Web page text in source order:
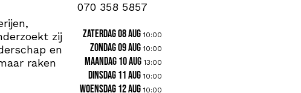
zij
en
raken
070 358 5857
zaterdag 08 aug 10:00
zondag 09 aug 10:00
maandag 10 aug 13:00
dinsdag 11 aug 10:00
woensdag 12 aug 10:00